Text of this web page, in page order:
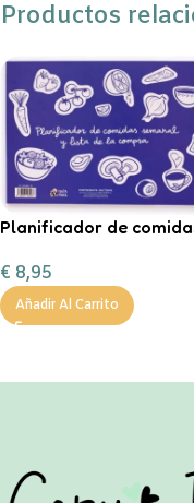
Productos
Planificador de
€ 8,95
Añadir Al Carrito